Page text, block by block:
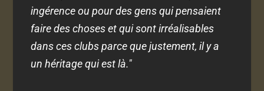
ingérence ou pour des gens qui pensaient
faire des choses et qui sont irréalisables
dans ces clubs parce que justement, il y a
un héritage qui est là."